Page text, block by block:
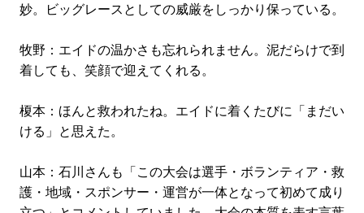
妙。ビッグレースとしての威厳をしっかり保っている。
牧野：エイドの温かさも忘れられません。泥だらけで到
着しても、笑顔で迎えてくれる。
榎本：ほんと救われたね。エイドに着くたびに「まだい
ける」と思えた。
山本：石川さんも「この大会は選手・ボランティア・救
護・地域・スポンサー・運営が一体となって初めて成り